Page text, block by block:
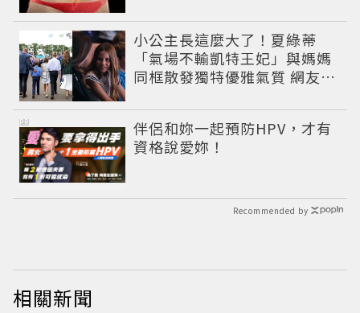
小公主長這麼大了！夏綠蒂
「氣場不輸凱特王妃」與媽媽
同框散發獨特優雅氣質 網友狂
伴侶和妳一起預防HPV，才有
資格說愛妳！
PR
Recommended by
相關新聞